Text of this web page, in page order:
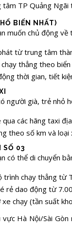
TP Quảng Ngãi
BIẾN NHẤT)
muốn chủ động
từ trung tâm
thẳng theo
thời gian, tiết
người già, trẻ nhỏ
các hãng taxi
theo số km và
SỐ 03
có thể di chuyển
trình chạy thẳng từ
rẻ dao động từ
xe chạy (tần suất
Hà Nội/Sài